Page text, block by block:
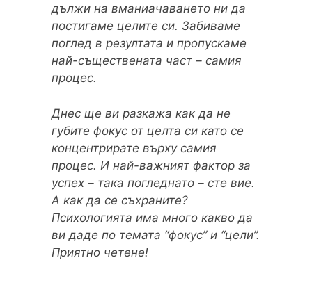
дължи на вманиачаването ни да
постигаме целите си. Забиваме
поглед в резултата и пропускаме
най-съществената част – самия
процес.
Днес ще ви разкажа как да не
губите фокус от целта си като се
концентрирате върху самия
процес. И най-важният фактор за
успех – така погледнато – сте вие.
А как да се съхраните?
Психологията има много какво да
ви даде по темата “фокус” и “цели”.
Приятно четене!